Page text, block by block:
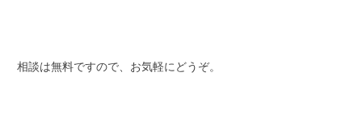
相談は無料ですので、お気軽にどうぞ。